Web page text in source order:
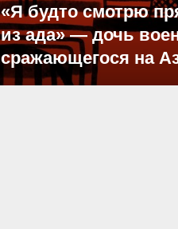
«Я будто смотрю
из ада» — дочь
сражающегося на